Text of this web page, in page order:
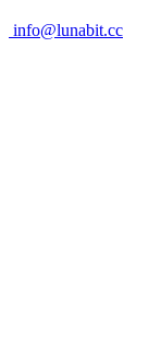
info@lunabit.cc